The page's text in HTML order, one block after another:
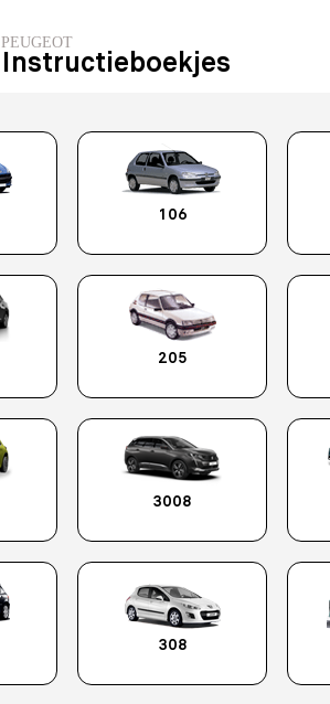
PEUGEOT
Instructieboekjes
106
205
3008
308